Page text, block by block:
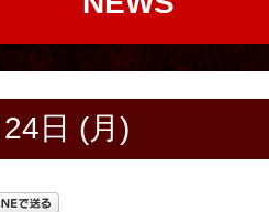
日 (月)